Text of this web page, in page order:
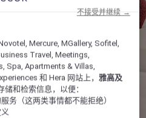
Mercure, MGallery, Sofitel,
Travel, Meetings,
Spa, Apartments & Villas,
和 Hera 网站上，雅高及
和检索信息，以便：
务（这两类事情都不能拒绝）
不接受并继续 →